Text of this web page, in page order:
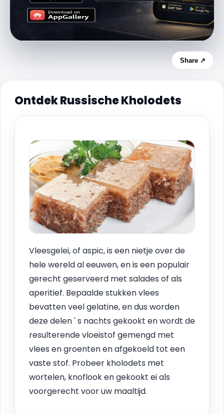
Share ↗
Ontdek Russische Kholodets
Vleesgelei, of aspic, is een nietje over de
hele wereld al eeuwen, en is een populair
gerecht geserveerd met salades of als
aperitief. Bepaalde stukken vlees
bevatten veel gelatine, en dus worden
deze delen ' s nachts gekookt en wordt de
resulterende vloeistof gemengd met
vlees en groenten en afgekoeld tot een
vaste stof. Probeer kholodets met
wortelen, knoflook en gekookt ei als
voorgerecht voor uw maaltijd.